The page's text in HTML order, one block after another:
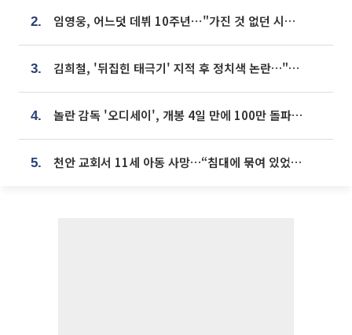
2. 임영웅, 어느덧 데뷔 10주년⋯"가진 것 없던 시절, 내 앞엔 20명의 팬뿐"
3. 김희철, '뒤집힌 태극기' 지적 후 정치색 논란…"좌우 떠나 우리나라 국기"
4. 놀란 감독 '오디세이', 개봉 4일 만에 100만 돌파⋯'왕사남' 보다 빠르다
5. 천안 교회서 11세 아동 사망…“침대에 묶여 있었다” 진술 확보